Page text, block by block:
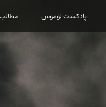
پادکست لوموس مطالب